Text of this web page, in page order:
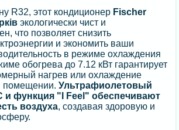
R32, этот кондиционер Fischer
экологически чист и
что позволяет снизить
и экономить ваши
в режиме охлаждения
обогрева до 7.12 кВт гарантирует
нагрев или охлаждение
помещении.Ультрафиолетовый
и функция "I Feel" обеспечивают
воздуха, создавая здоровую и